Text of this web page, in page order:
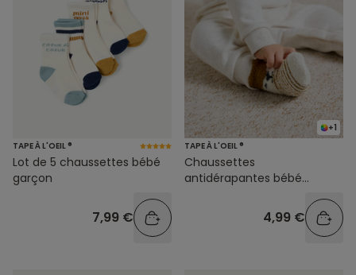
TAPE À L'OEIL ®
Lot de 5 chaussettes bébé
garçon
7,99 €
+1
TAPE À L'OEIL ®
Chaussettes
antidérapantes bébé
4,99 €